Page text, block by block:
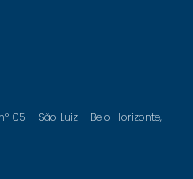
05 – São Luiz – Belo Horizonte,